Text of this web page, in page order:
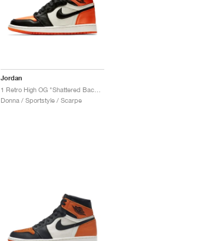
Jordan
Donna / Sportstyle / Scarpe